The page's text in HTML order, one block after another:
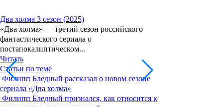
Два холма 3 сезон (2025)
«Два холма» — третий сезон российского
фантастического сериала о
постапокалиптическом...
Читать
Статьи по теме
Филипп Бледный рассказал о новом сезоне
сериала «Два холма»
Филипп Бледный признался, как относится к